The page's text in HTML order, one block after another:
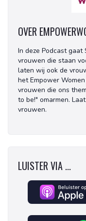
OVER
In deze Podcast gaat
vrouwen die staan
laten wij ook de
het Empower
vrouwen die ons
to be!" omarmen.
vrouwen.
LUISTER VIA ...